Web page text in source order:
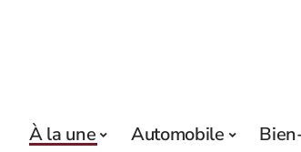
À la une Automobile